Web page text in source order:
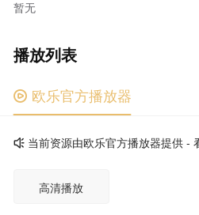
暂无
播放列表
 欧乐官方播放器
当前资源由欧乐官方播放器提供 -
高清播放